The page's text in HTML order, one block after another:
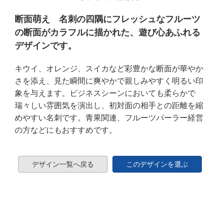
断面萌え 名刺の四隅にフレッシュなフルーツ
の断面がカラフルに描かれた、遊び心あふれる
デザインです。
キウイ、オレンジ、スイカなど彩豊かな断面が華やか
さを添え、見た瞬間に爽やかで親しみやすく明るい印
象を与えます。ビジネスシーンにおいても柔らかで
瑞々しい雰囲気を演出し、初対面の相手との距離を縮
めやすい名刺です。青果関連、フルーツパーラー経営
の方などにもおすすめです。
デザイン一覧へ戻る このデザインを選ぶ